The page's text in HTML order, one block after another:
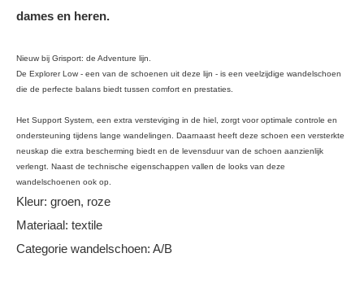
dames en heren.
Nieuw bij Grisport: de Adventure lijn.
De Explorer Low - een van de schoenen uit deze lijn - is een veelzijdige wandelschoen
die de perfecte balans biedt tussen comfort en prestaties.
Het Support System, een extra versteviging in de hiel, zorgt voor optimale controle en
ondersteuning tijdens lange wandelingen. Daarnaast heeft deze schoen een versterkte
neuskap die extra bescherming biedt en de levensduur van de schoen aanzienlijk
verlengt. Naast de technische eigenschappen vallen de looks van deze
wandelschoenen ook op.
Kleur: groen, roze
Materiaal: textile
Categorie wandelschoen: A/B